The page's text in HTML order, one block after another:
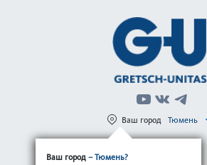
Ваш город – Тюмень?
Ваш город Тюмень